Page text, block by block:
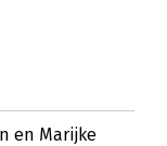
en Marijke